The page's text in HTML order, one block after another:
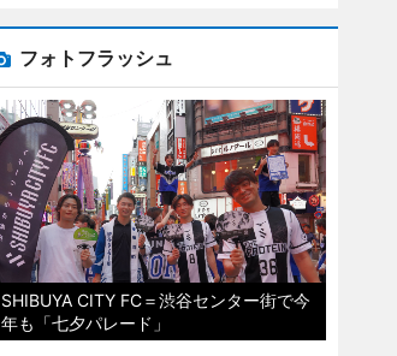
フォトフラッシュ
SHIBUYA CITY FC＝渋谷センター街で今
年も「七夕パレード」